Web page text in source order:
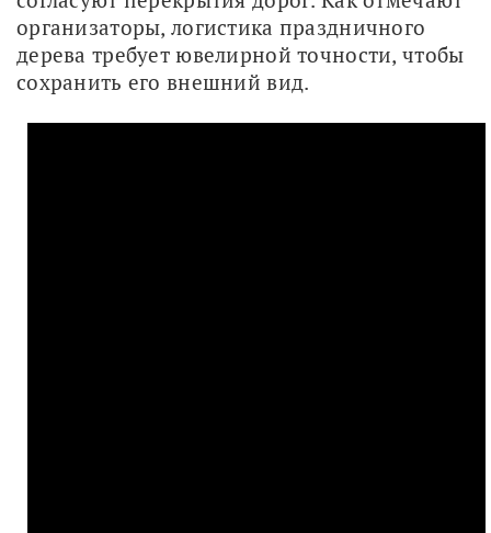
организаторы, логистика праздничного
дерева требует ювелирной точности, чтобы
сохранить его внешний вид.